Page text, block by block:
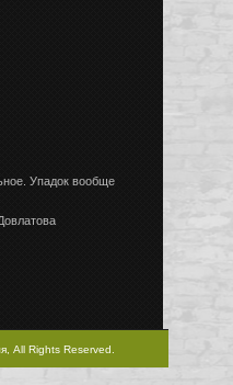
Упадок вообще
All Rights Reserved.